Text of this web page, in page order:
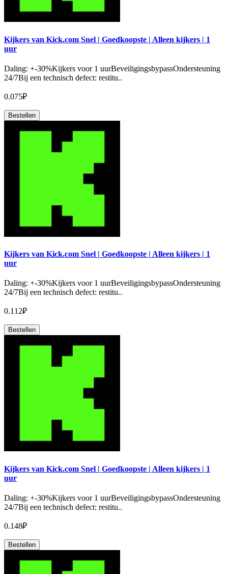
Kijkers van Kick.com Snel | Goedkoopste | Alleen kijkers | 1
uur
Daling: +-30%Kijkers voor 1 uurBeveiligingsbypassOndersteuning
24/7Bij een technisch defect: restitu..
0.075₽
Bestellen
Kijkers van Kick.com Snel | Goedkoopste | Alleen kijkers | 1
uur
Daling: +-30%Kijkers voor 1 uurBeveiligingsbypassOndersteuning
24/7Bij een technisch defect: restitu..
0.112₽
Bestellen
Kijkers van Kick.com Snel | Goedkoopste | Alleen kijkers | 1
uur
Daling: +-30%Kijkers voor 1 uurBeveiligingsbypassOndersteuning
24/7Bij een technisch defect: restitu..
0.148₽
Bestellen